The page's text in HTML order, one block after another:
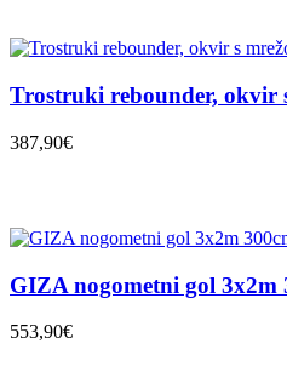
Trostruki rebounder, okvir
387,90€
GIZA nogometni gol 3x2m
553,90€